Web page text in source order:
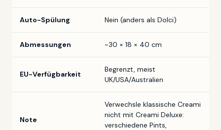
Auto-Spülung Nein (anders als Dolci)
Abmessungen ~30 × 18 × 40 cm
EU-Verfügbarkeit
Begrenzt, meist
UK/USA/Australien
Note
Verwechsle klassische Creami
nicht mit Creami Deluxe:
verschiedene Pints,